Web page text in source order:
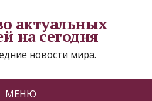
актуальных
на сегодня
новости мира.
МЕНЮ